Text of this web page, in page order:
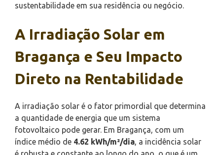
sustentabilidade em sua residência ou negócio.
A Irradiação Solar em
Bragança e Seu Impacto
Direto na Rentabilidade
A irradiação solar é o fator primordial que determina
a quantidade de energia que um sistema
fotovoltaico pode gerar. Em Bragança, com um
índice médio de 4.62 kWh/m²/dia , a incidência solar